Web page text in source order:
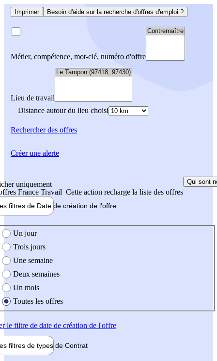
Imprimer Besoin d'aide sur la recherche d'offres d'emploi ?
Métier, compétence, mot-clé, numéro d'offre
Lieu de travail
Distance autour du lieu choisi
Rechercherdes offres
uniquement
France Travail Cette action recharge la liste des offres
Qui sont
filtres de Date de création de l'offre
création de l'offre
Un jour
Trois jours
Une semaine
Deux semaines
Un mois
Toutes les offres
le filtre de date de création de l'offre
filtres de types de Contrat
Créer une alerte